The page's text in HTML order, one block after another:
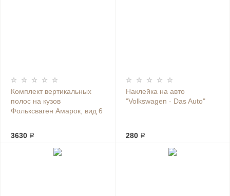
Комплект вертикальных
полос на кузов
Фольксваген Амарок, вид 6
3630 ₽
Наклейка на авто
"Volkswagen - Das Auto"
280 ₽